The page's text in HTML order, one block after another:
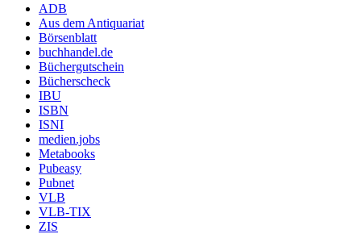
ADB
Aus dem Antiquariat
Börsenblatt
buchhandel.de
Büchergutschein
Bücherscheck
IBU
ISBN
ISNI
medien.jobs
Metabooks
Pubeasy
Pubnet
VLB
VLB-TIX
ZIS